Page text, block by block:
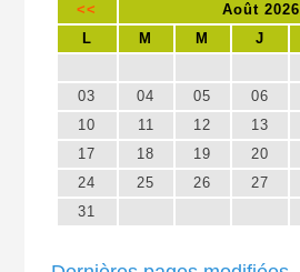
<< Août 2026
L
M M J
03
04 05 06
10
11 12 13
17
18 19 20
24
25 26 27
31